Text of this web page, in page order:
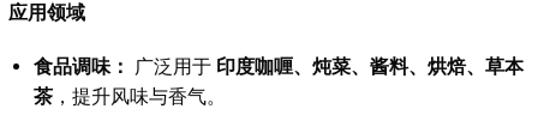
应用领域
食品调味： 广泛用于 印度咖喱、炖菜、酱料、烘焙、草本
茶，提升风味与香气。